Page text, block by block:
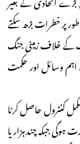
خطرات بڑھ سکتے
کے خلاف زمینی جنگ
اہم وسائل اور حکمت
کنٹرول حاصل کرنا
جبکہ چند ہزار یا